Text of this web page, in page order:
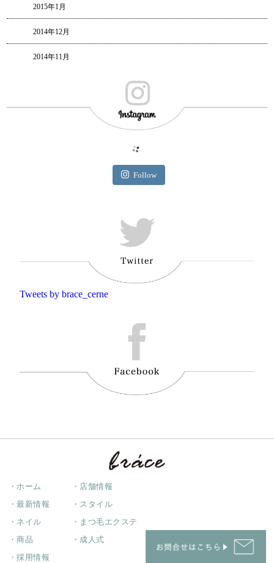
2015年1月
2014年12月
2014年11月
Follow
Tweets by brace_cerne
・ホーム ・店舗情報
・最新情報 ・スタイル
・ネイル ・まつ毛エクステ
・商品 ・成人式
・採用情報